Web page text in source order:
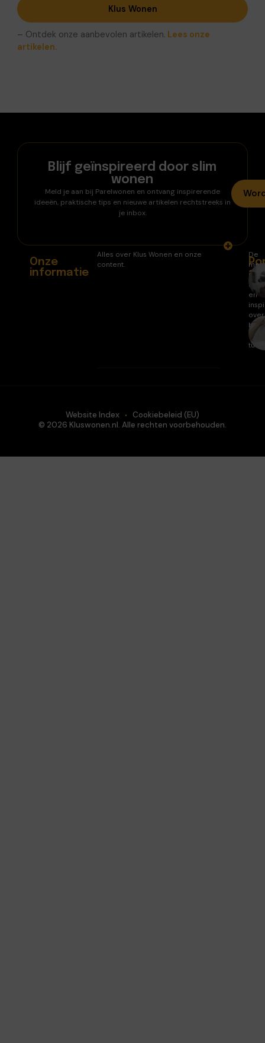
Klus Wonen
– Ontdek onze aanbevolen artikelen. Lees onze
artikelen.
Blijf geïnspireerd door slim
wonen
Meld je aan bij Parelwonen en ontvang inspirerende
ideeën, praktische tips en nieuwe artikelen rechtstreeks in
je inbox.
Onze
informatie
Alles over Klus Wonen en onze
content.
De
en
over
huis
en
tuin.
© 2026 Kluswonen.nl. Alle rechten voorbehouden.
Website Index Cookiebeleid (EU)